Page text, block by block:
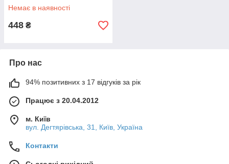
Немає в наявності
448 ₴
Про нас
94% позитивних з 17 відгуків за рік
Працює з 20.04.2012
м. Київ
вул. Дегтярівська, 31, Київ, Україна
Контакти